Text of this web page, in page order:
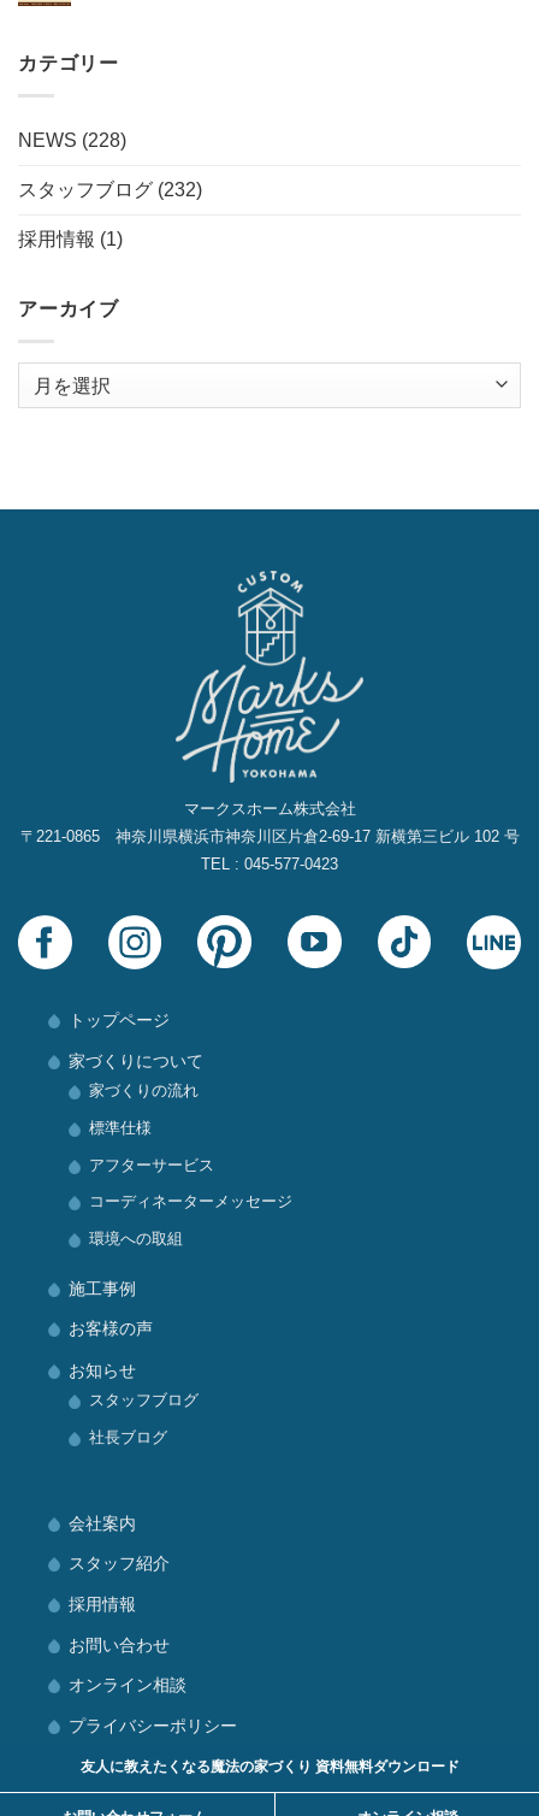
カテゴリー
NEWS (228)
スタッフブログ (232)
採用情報 (1)
アーカイブ
ー
マークスホーム株式会社
〒221-0865 神奈川県横浜市神奈川区片倉2‐69‐17 新横第三ビル 102 号
TEL : 045-577-0423
トップページ
家づくりについて
家づくりの流れ
標準仕様
アフターサービス
コーディネーターメッセージ
環境への取組
施工事例
お客様の声
お知らせ
スタッフブログ
社長ブログ
会社案内
スタッフ紹介
採用情報
お問い合わせ
オンライン相談
プライバシーポリシー
© 2026 MARKS HOME , LTD.all rights reserved.
友人に教えたくなる魔法の家づくり 資料無料ダウンロード